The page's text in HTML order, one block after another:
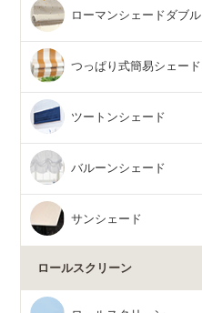
ローマンシェードダブル
つっぱり式簡易シェード
ツートンシェード
バルーンシェード
サンシェード
ロールスクリーン